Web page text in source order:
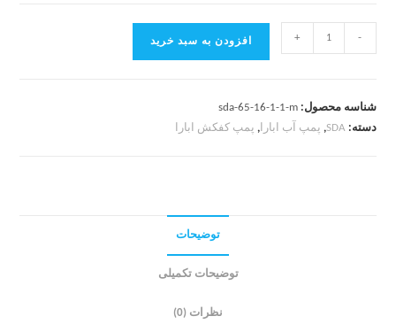
-
+ افزودن به سبد خرید
شناسه محصول:sda-65-16-1-1-m
دسته:SDA
, پمپ آب ابارا, پمپ کفکش ابارا
توضیحات
توضیحات تکمیلی
نظرات (0)